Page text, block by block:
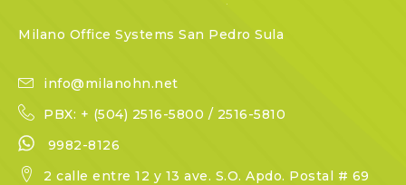
Milano Office Systems San Pedro Sula
info@milanohn.net
PBX: + (504) 2516-5800 / 2516-5810
9982-8126
2 calle entre 12 y 13 ave. S.O. Apdo. Postal # 69